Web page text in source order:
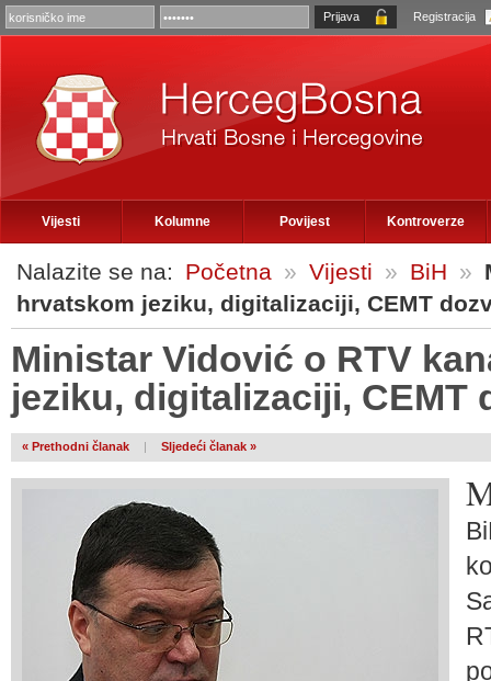
Registracija
Vijesti Kolumne Povijest Kontroverze
Nalazite se na: Početna » Vijesti » BiH »
hrvatskom jeziku, digitalizaciji, CEMT
Ministar Vidović o RTV
jeziku, digitalizaciji, CEMT
« Prethodni članak | Sljedeći članak »